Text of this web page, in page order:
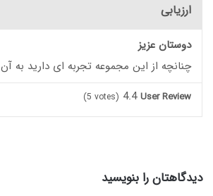
ارزیابی
دوستان عزیز
چنانچه از این مجموعه تجربه ای دارید به آن
User Review
4.4
(5 votes)
دیدگاهتان را بنویسید